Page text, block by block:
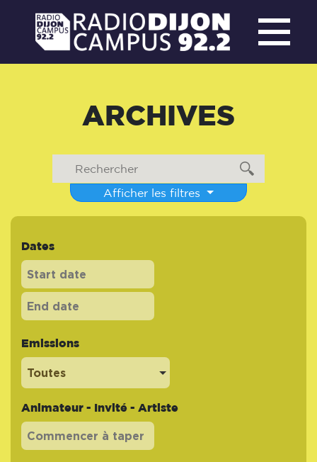
ARCHIVES
Afficher les filtres
Dates
Emissions
Toutes
Animateur - Invité - Artiste